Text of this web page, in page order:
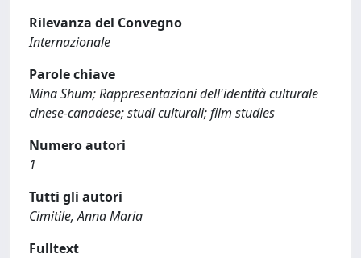
Rilevanza del Convegno
Internazionale
Parole chiave
Mina Shum; Rappresentazioni dell'identità culturale
cinese-canadese; studi culturali; film studies
Numero autori
1
Tutti gli autori
Cimitile, Anna Maria
Fulltext